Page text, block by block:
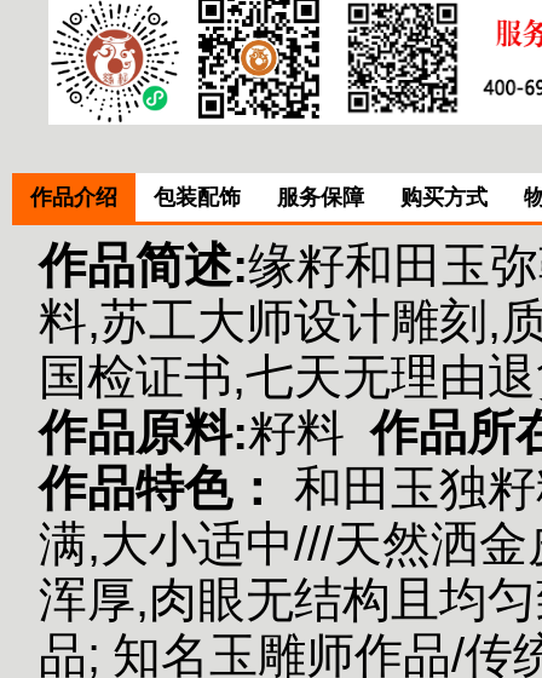
作品介绍 包装配饰 服务保障 购买方式
作品简述:缘籽和田玉
料,苏工大师设计雕刻,
国检证书,七天无理由
作品原料:籽料 作品所
作品特色：
和田玉独
满,大小适中///天然洒金
浑厚,肉眼无结构且均
品; 知名玉雕师作品/传